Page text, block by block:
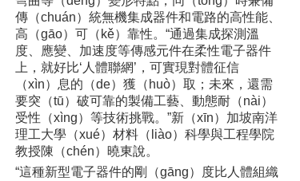
傳（chuán）統無機集成器件和電路的高性能、
高（gāo）可（kě）靠性。“通過集成探測溫
度、應變、加速度等傳感元件在柔性電子器件
上，就好比‘人體聯網’，可實現對體征信
（xìn）息的（de）獲（huò）取；未來，還需
要突（tū）破可靠的製備工藝、動態耐（nài）
受性（xìng）等技術挑戰。”新（xīn）加坡南洋
理工大學（xué）材料（liào）科學與工程學院
教授陳（chén）曉東說。
“這種新型電子器件的剛（gāng）度比人體組織